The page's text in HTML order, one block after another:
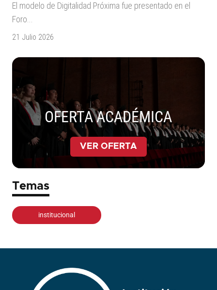
El modelo de Digitalidad Próxima fue presentado en el
Foro...
21 Julio 2026
OFERTA ACADÉMICA
VER OFERTA
Temas
institucional